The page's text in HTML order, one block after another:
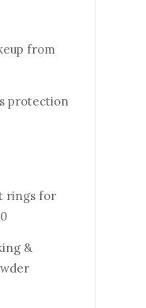
from
protection
rings for
&